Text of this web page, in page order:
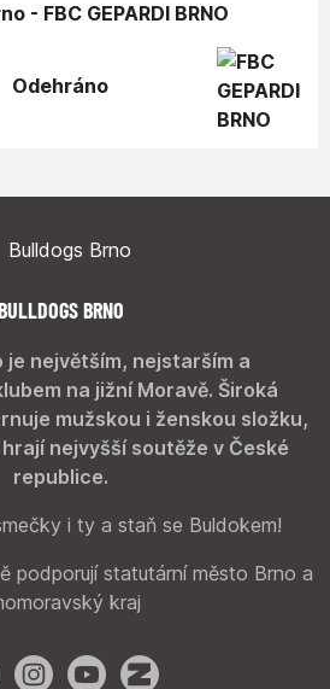
- FBC GEPARDI BRNO
Odehráno
BRNO
je největším, nejstarším a
na jižní Moravě. Široká
mužskou i ženskou složku,
nejvyšší soutěže v České
republice.
i ty a staň se Buldokem!
podporují statutární město Brno a
kraj